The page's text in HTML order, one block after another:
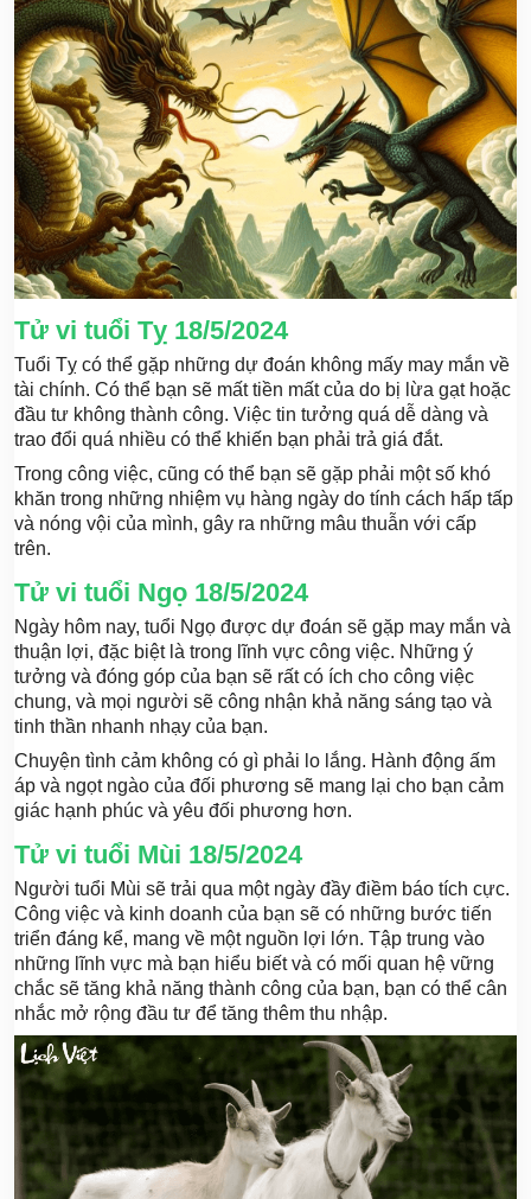
Tử vi tuổi Tỵ 18/5/2024
Tuổi Tỵ có thể gặp những dự đoán không mấy may mắn về
tài chính. Có thể bạn sẽ mất tiền mất của do bị lừa gạt hoặc
đầu tư không thành công. Việc tin tưởng quá dễ dàng và
trao đổi quá nhiều có thể khiến bạn phải trả giá đắt.
Trong công việc, cũng có thể bạn sẽ gặp phải một số khó
khăn trong những nhiệm vụ hàng ngày do tính cách hấp tấp
và nóng vội của mình, gây ra những mâu thuẫn với cấp
trên.
Tử vi tuổi Ngọ 18/5/2024
Ngày hôm nay, tuổi Ngọ được dự đoán sẽ gặp may mắn và
thuận lợi, đặc biệt là trong lĩnh vực công việc. Những ý
tưởng và đóng góp của bạn sẽ rất có ích cho công việc
chung, và mọi người sẽ công nhận khả năng sáng tạo và
tinh thần nhanh nhạy của bạn.
Chuyện tình cảm không có gì phải lo lắng. Hành động ấm
áp và ngọt ngào của đối phương sẽ mang lại cho bạn cảm
giác hạnh phúc và yêu đối phương hơn.
Tử vi tuổi Mùi 18/5/2024
Người tuổi Mùi sẽ trải qua một ngày đầy điềm báo tích cực.
Công việc và kinh doanh của bạn sẽ có những bước tiến
triển đáng kể, mang về một nguồn lợi lớn. Tập trung vào
những lĩnh vực mà bạn hiểu biết và có mối quan hệ vững
chắc sẽ tăng khả năng thành công của bạn, bạn có thể cân
nhắc mở rộng đầu tư để tăng thêm thu nhập.